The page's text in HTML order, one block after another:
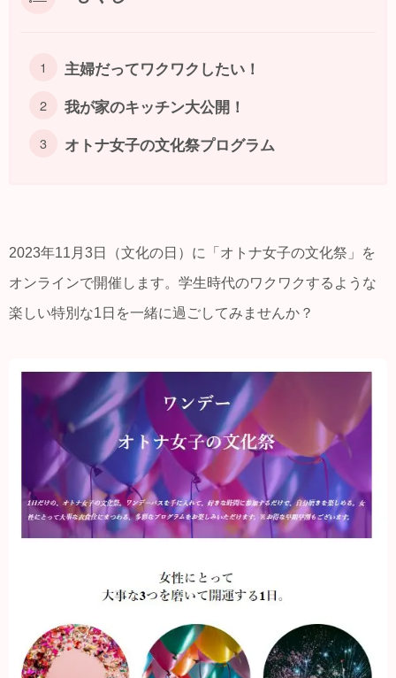
主婦だってワクワクしたい！
我が家のキッチン大公開！
オトナ女子の文化祭プログラム
2023年11月3日（文化の日）に「オトナ女子の文化祭」を
オンラインで開催します。学生時代のワクワクするような
楽しい特別な1日を一緒に過ごしてみませんか？